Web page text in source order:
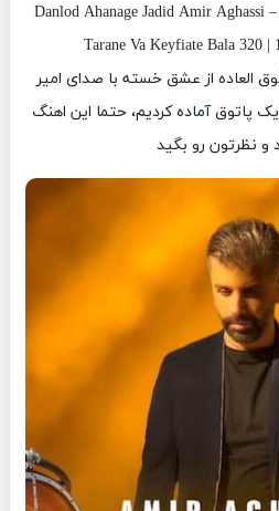
Danlod Ahanage Jadid Amir Aghassi
Tarane Va Keyfiate Bala 320 |
فوق العاده از عشق خسته با صدای امیر
پاتوق آماده کردیم، حتما این اهنگ
و نظرتون رو بگید